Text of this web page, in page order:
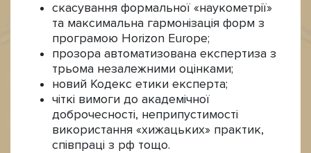
скасування формальної «наукометрії»
та максимальна гармонізація форм з
програмою Horizon Europe;
прозора автоматизована експертиза з
трьома незалежними оцінками;
новий Кодекс етики експерта;
чіткі вимоги до академічної
доброчесності, неприпустимості
використання «хижацьких» практик,
співпраці з рф тощо.